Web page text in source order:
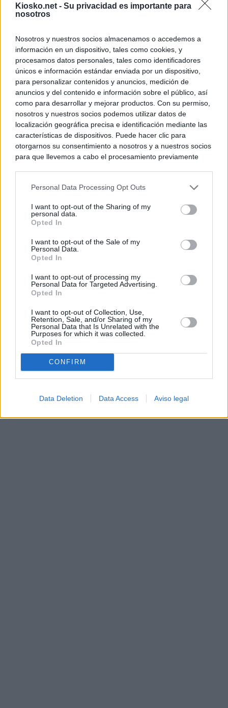
Kiosko.net - Su privacidad es importante para
nosotros
Nosotros y nuestros socios almacenamos o accedemos a
información en un dispositivo, tales como cookies, y
procesamos datos personales, tales como identificadores
únicos e información estándar enviada por un dispositivo,
para personalizar contenidos y anuncios, medición de
anuncios y del contenido e información sobre el público, así
como para desarrollar y mejorar productos. Con su permiso,
nosotros y nuestros socios podemos utilizar datos de
localización geográfica precisa e identificación mediante las
características de dispositivos. Puede hacer clic para
otorgarnos su consentimiento a nosotros y a nuestros socios
para que llevemos a cabo el procesamiento previamente
negar su consentimiento. Tenga en cuenta que algún
de su consentimiento, pero usted tiene el derecho de
rechazar tal procesamiento. Sus preferencias se aplicarán
cualquier momento entrando de nuevo en este sitio web o
visitando nuestra política de privacidad.
Personal Data Processing Opt Outs
I want to opt-out of the Sharing of my
personal data.
Opted In
I want to opt-out of the Sale of my
Personal Data.
Opted In
I want to opt-out of processing my
Personal Data for Targeted Advertising.
Opted In
I want to opt-out of Collection, Use,
Retention, Sale, and/or Sharing of my
Personal Data that Is Unrelated with the
Purposes for which it was collected.
Opted In
CONFIRM
Data Deletion Data Access Aviso legal